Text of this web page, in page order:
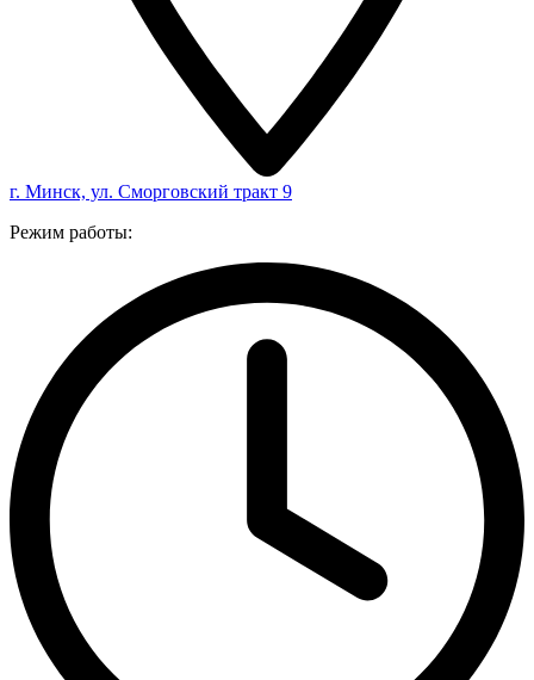
г. Минск, ул. Сморговский тракт 9
Режим работы: